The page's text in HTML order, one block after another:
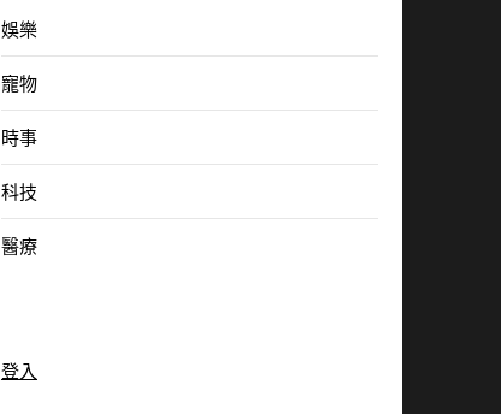
娛樂
寵物
時事
科技
醫療
登入